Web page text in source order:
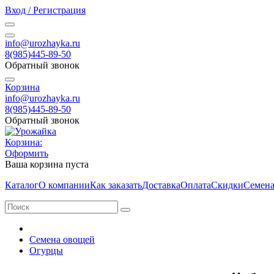
Вход / Регистрация
info@urozhayka.ru
8(985)445-89-50
Обратный звонок
Корзина
info@urozhayka.ru
8(985)445-89-50
Обратный звонок
Корзина:
Оформить
Ваша корзина пуста
КаталогО компанииКак заказатьДоставкаОплатаСкидки
Семена овощей
Огурцы